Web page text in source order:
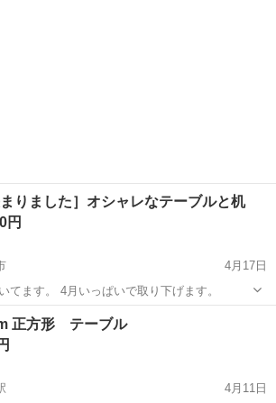
まりました］オシャレなテーブルと机
円
4月17日
てます。 4月いっぱいで取り下げます。
イニングセット
正方形 テーブル
4月11日